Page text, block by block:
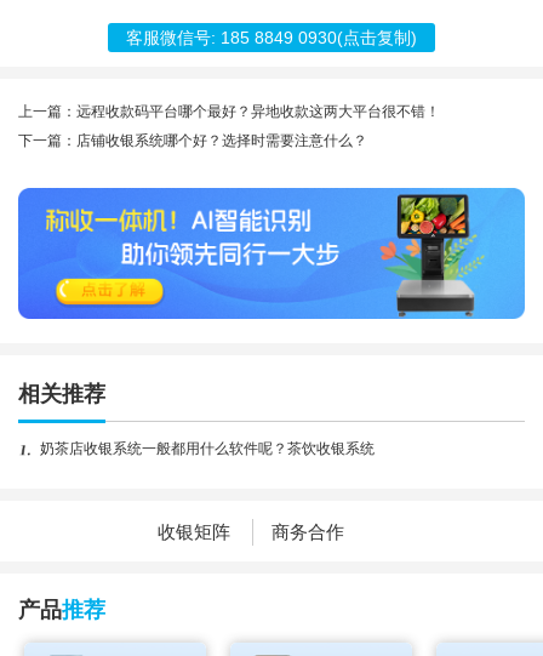
客服微信号: 185 8849 0930(点击复制)
上一篇：远程收款码平台哪个最好？异地收款这两大平台很不错！
下一篇：店铺收银系统哪个好？选择时需要注意什么？
相关推荐
奶茶店收银系统一般都用什么软件呢？茶饮收银系统
收银矩阵 商务合作
产品推荐